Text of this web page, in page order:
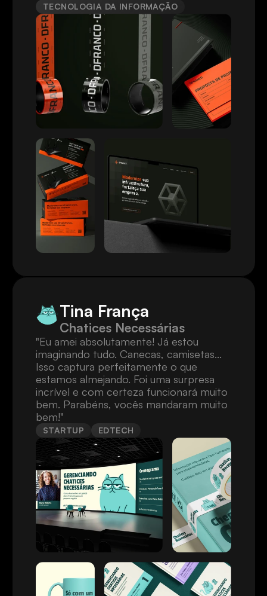
TECNOLOGIA DA INFORMAÇÃO
Tina França
Chatices Necessárias
"Eu amei absolutamente! Já estou
imaginando tudo. Canecas, camisetas...
Isso captura perfeitamente o que
estamos almejando. Foi uma surpresa
incrível e com certeza funcionará muito
bem. Parabéns, vocês mandaram muito
bem!"
STARTUP EDTECH